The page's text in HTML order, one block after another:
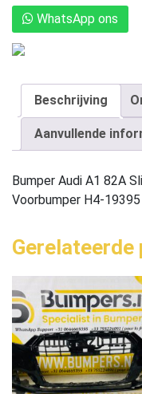
WhatsApp ons
Beschrijving
Aanvullende
Bumper Audi A1 82A
Voorbumper H4-19395
Gerelateerde